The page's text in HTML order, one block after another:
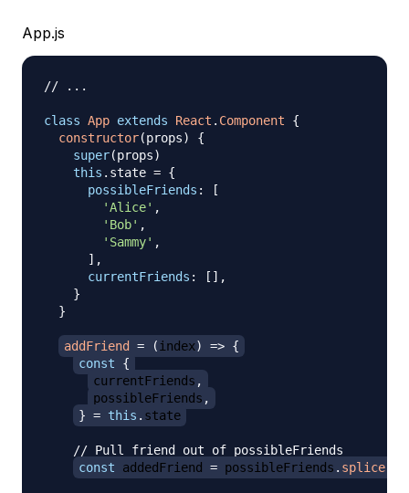
App.js
// ...
class App extends React . Component
{
constructor(props)
{
super(props)
this . state = {
possibleFriends :
[
'Alice' ,
'Bob' ,
'Sammy' ,
] ,
currentFriends : [ ] ,
}
}
addFriend = ( index) => {
const
{
currentFriends ,
possibleFriends ,
} = this . state
// Pull friend out of possibleFriends
const addedFriend = possibleFriends . splice